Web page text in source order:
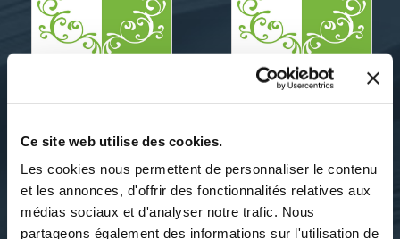
Ce site web utilise des cookies.
Les cookies nous permettent de personnaliser le contenu
et les annonces, d'offrir des fonctionnalités relatives aux
médias sociaux et d'analyser notre trafic. Nous
partageons également des informations sur l'utilisation de
Villard de Honnecourt. Auteur
du texte
ALBUM DE VILLARD DE
HONNECOURT,...
Villard de Honnecourt. Auteur
du texte
HONNECOURT,...